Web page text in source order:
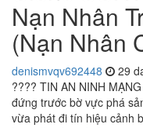
Nạn Nhân
(Nạn Nhân
denismvqv692448 29
???? TIN AN NINH
đứng trước bờ vực phá
vừa phát đi tín hiệu cảnh